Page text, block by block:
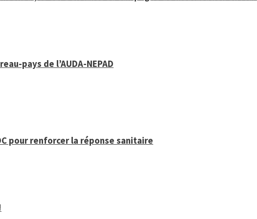
pays de l’AUDA-NEPAD
pour renforcer la réponse sanitaire